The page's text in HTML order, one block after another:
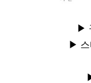
▶
▶ 스